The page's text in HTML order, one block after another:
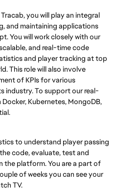
you will play an integral
and maintaining applications
You will work closely with our
and real-time code
and player tracking at top
This role will also involve
of KPIs for various
industry. To support our real-
Kubernetes, MongoDB,
to understand player passing
code, evaluate, test and
the platform. You are a part of
of weeks you can see your
TV.